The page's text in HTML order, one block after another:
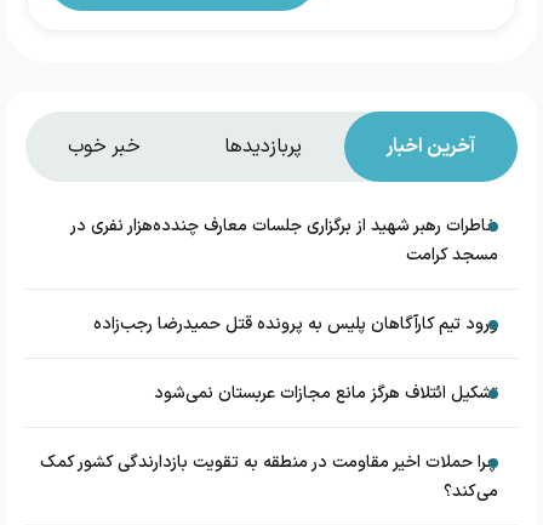
آخرین اخبار پربازدیدها خبر خوب
خاطرات رهبر شهید از برگزاری جلسات معارف چندده‌هزار نفری در
مسجد کرامت
ورود تیم کارآگاهان پلیس به پرونده قتل حمیدرضا رجب‌زاده
تشکیل ائتلاف هرگز مانع مجازات عربستان نمی‌شود
چرا حملات اخیر مقاومت در منطقه به تقویت بازدارندگی کشور کمک
می‌کند؟